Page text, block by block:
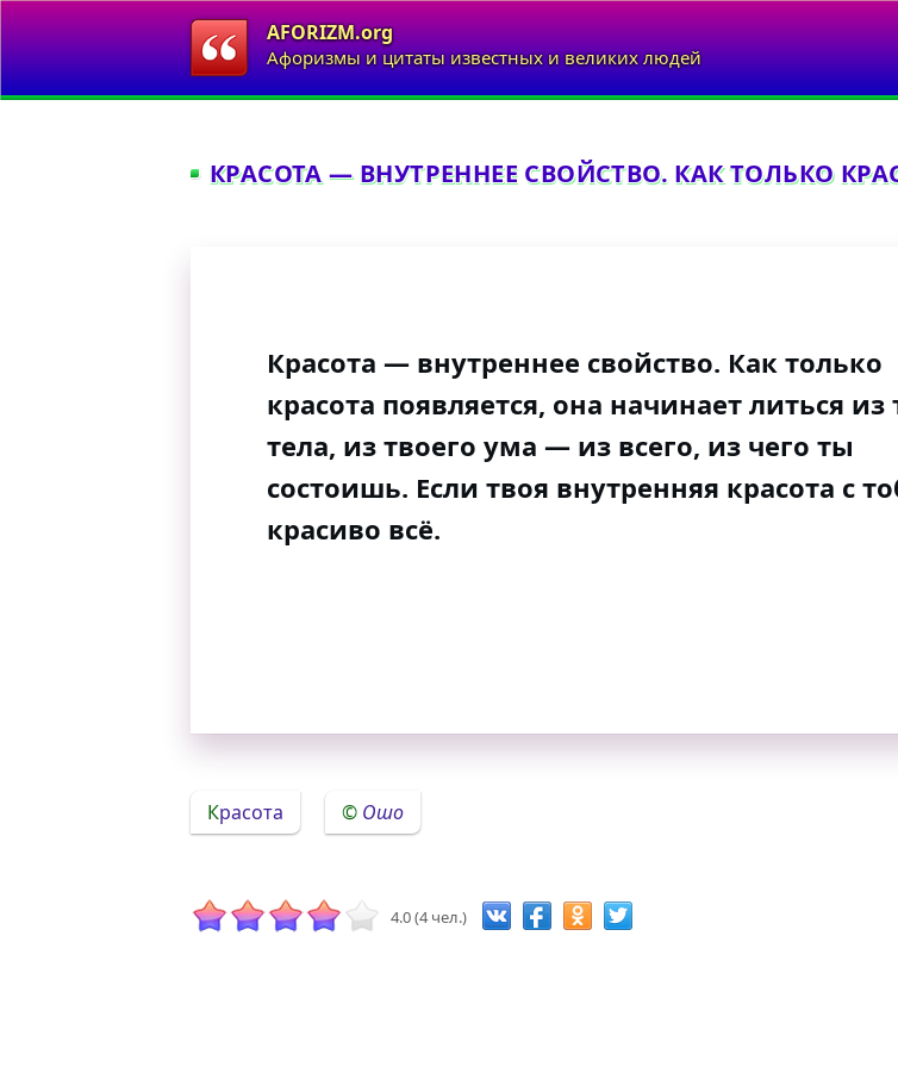
AFORIZM.org
Афоризмы и цитаты известных и великих людей
КРАСОТА — ВНУТРЕННЕЕ СВОЙСТВО. КАК ТОЛЬКО
Красота — внутреннее свойство. Как только
красота появляется, она начинает литься из
тела, из твоего ума — из всего, из чего ты
состоишь. Если твоя внутренняя красота с
красиво всё.
Красота Ошо
4.0 (4 чел.)